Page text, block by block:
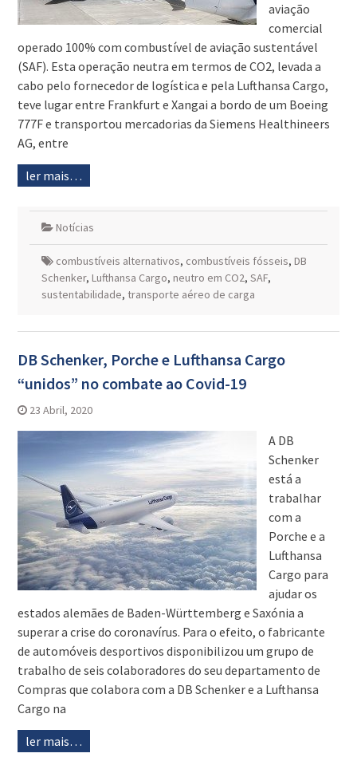
aviação
comercial
operado 100% com combustível de aviação sustentável
(SAF). Esta operação neutra em termos de CO2, levada a
cabo pelo fornecedor de logística e pela Lufthansa Cargo,
teve lugar entre Frankfurt e Xangai a bordo de um Boeing
777F e transportou mercadorias da Siemens Healthineers
AG, entre
ler mais…
Notícias
combustíveis alternativos, combustíveis fósseis, DB
Schenker, Lufthansa Cargo, neutro em CO2, SAF,
sustentabilidade, transporte aéreo de carga
DB Schenker, Porche e Lufthansa Cargo
“unidos” no combate ao Covid-19
23 Abril, 2020
A DB
Schenker
está a
trabalhar
com a
Porche e a
Lufthansa
Cargo para
ajudar os
estados alemães de Baden-Württemberg e Saxónia a
superar a crise do coronavírus. Para o efeito, o fabricante
de automóveis desportivos disponibilizou um grupo de
trabalho de seis colaboradores do seu departamento de
Compras que colabora com a DB Schenker e a Lufthansa
Cargo na
ler mais…